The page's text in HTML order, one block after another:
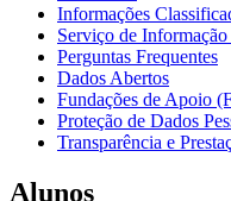
Informações
Serviço de
Perguntas Frequentes
Dados Abertos
Fundações de Apoio
Proteção de Dados
Transparência e
Alunos